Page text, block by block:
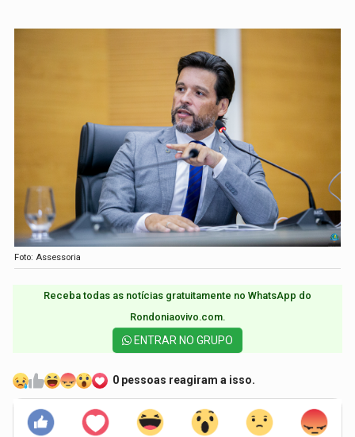
Foto: Assessoria
Receba todas as notícias gratuitamente no WhatsApp do
Rondoniaovivo.com.​
ENTRAR NO GRUPO
0 pessoas reagiram a isso.